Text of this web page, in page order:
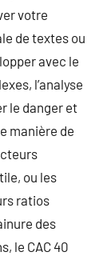
votre
de textes ou
avec le
l’analyse
le danger et
manière de
ou les
ratios
des
le CAC 40